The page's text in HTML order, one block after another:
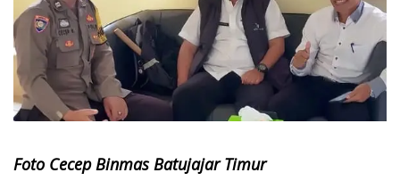
Foto Cecep Binmas Batujajar Timur